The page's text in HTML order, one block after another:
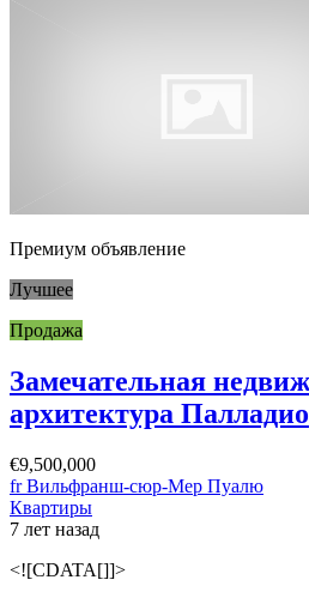
Премиум объявление
Лучшее
Продажа
Замечательная
архитектура Палладио
€9,500,000
fr Вильфранш-сюр-Мер Пуалю
Квартиры
7 лет назад
<![CDATA[]]>